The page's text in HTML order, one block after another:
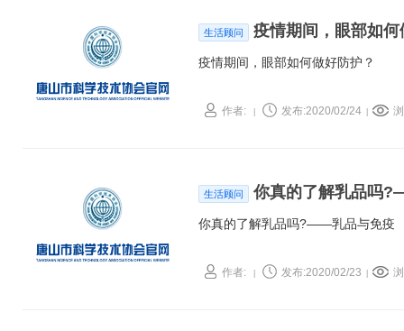
生活顾问 疫情期间，眼部如
疫情期间，眼部如何做好防护？
作者: 发布:2020/02/24
生活顾问 你真的了解乳品吗
你真的了解乳品吗?——乳品与免疫
作者: 发布:2020/02/23